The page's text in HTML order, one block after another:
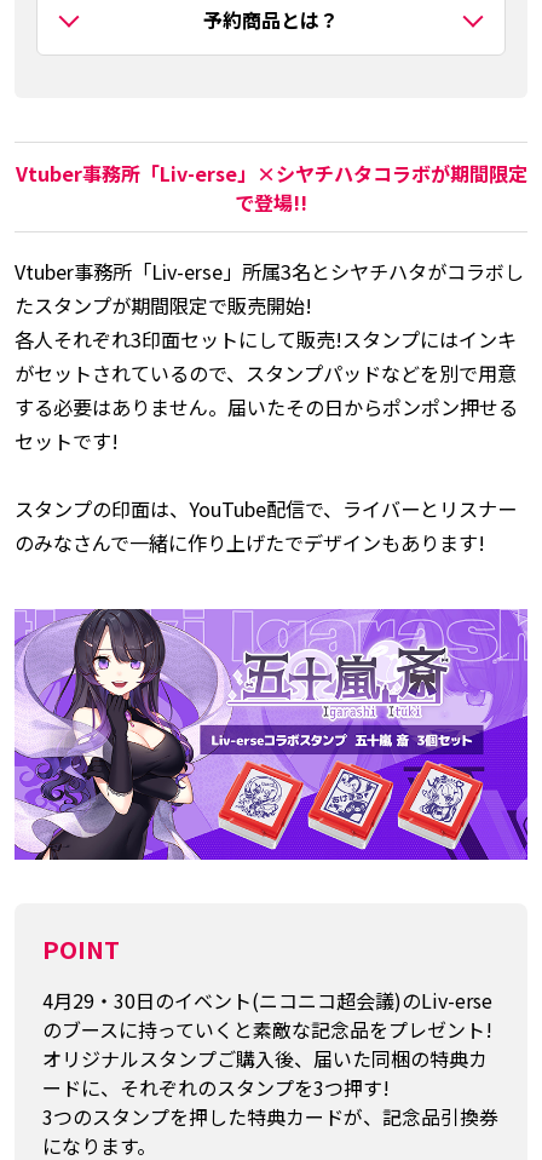
予約商品とは？
Vtuber事務所「Liv-erse」×シヤチハタコラボが期間限定
で登場!!
Vtuber事務所「Liv-erse」所属3名とシヤチハタがコラボし
たスタンプが期間限定で販売開始!
各人それぞれ3印面セットにして販売!スタンプにはインキ
がセットされているので、スタンプパッドなどを別で用意
する必要はありません。届いたその日からポンポン押せる
セットです!
スタンプの印面は、YouTube配信で、ライバーとリスナー
のみなさんで一緒に作り上げたでデザインもあります!
POINT
4月29・30日のイベント(ニコニコ超会議)のLiv-erse
のブースに持っていくと素敵な記念品をプレゼント!
オリジナルスタンプご購入後、届いた同梱の特典カ
ードに、それぞれのスタンプを3つ押す!
3つのスタンプを押した特典カードが、記念品引換券
になります。